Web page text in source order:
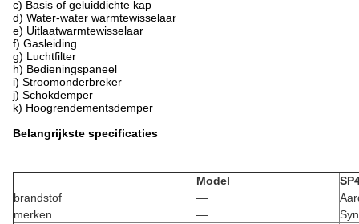
c) Basis of geluiddichte kap
d) Water-water warmtewisselaar
e) Uitlaatwarmtewisselaar
f) Gasleiding
g) Luchtfilter
h) Bedieningspaneel
i) Stroomonderbreker
j) Schokdemper
k) Hoogrendementsdemper
Belangrijkste specificaties
Model
brandstof
—
merken
—